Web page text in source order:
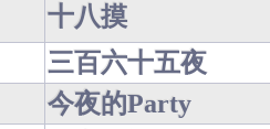
十八摸
三百六十五夜
今夜的Party